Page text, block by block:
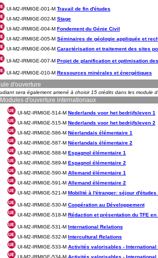
UI-M2-IRMIGE-001-M Travail de fin d'études
UI-M2-IRMIGE-002-M Stage
UI-M2-IRMIGE-004-M Fondement du Génie Civil
UI-M2-IRMIGE-005-M Séminaires de géologie appliquée et
UI-M2-IRMIGE-006-M Caractérisation et traitement des sites
UI-M2-IRMIGE-007-M Projet de planification et optimisation
UI-M2-IRMIGE-010-M Ressources minérales et énergétiques
d'ouverture
sera également amené à choisir 15 crédits dans les module
Modules d'ouverture internationaux
UI-M2-IRMIGE-514-M Nederlands voor het bedrijfsleven 1
UI-M2-IRMIGE-515-M Nederlands voor het bedrijfsleven 2
UI-M2-IRMIGE-586-M Néerlandais élémentaire 1
UI-M2-IRMIGE-587-M Néerlandais élémentaire 2
UI-M2-IRMIGE-588-M Espagnol élémentaire 1
UI-M2-IRMIGE-589-M Espagnol élémentaire 2
UI-M2-IRMIGE-590-M Allemand élémentaire 1
UI-M2-IRMIGE-591-M Allemand élémentaire 2
UI-M2-IRMIGE-521-M Mobilité à l'étranger: séjour d'études
UI-M2-IRMIGE-530-M Coopération au Développement
UI-M2-IRMIGE-518-M Rédaction et présentation du TFE en
UI-M2-IRMIGE-531-M International Relations
UI-M2-IRMIGE-532-M Intercultural Relations
UI-M2-IRMIGE-533-M Activités valorisables - International
UI-M2-IRMIGE-534-M Activités valorisables - International